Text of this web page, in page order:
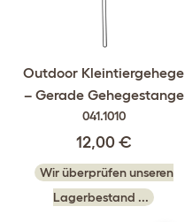
Outdoor Kleintiergehege
– Gerade Gehegestange
041.1010
12,00 €
Wir überprüfen unseren
Lagerbestand ...